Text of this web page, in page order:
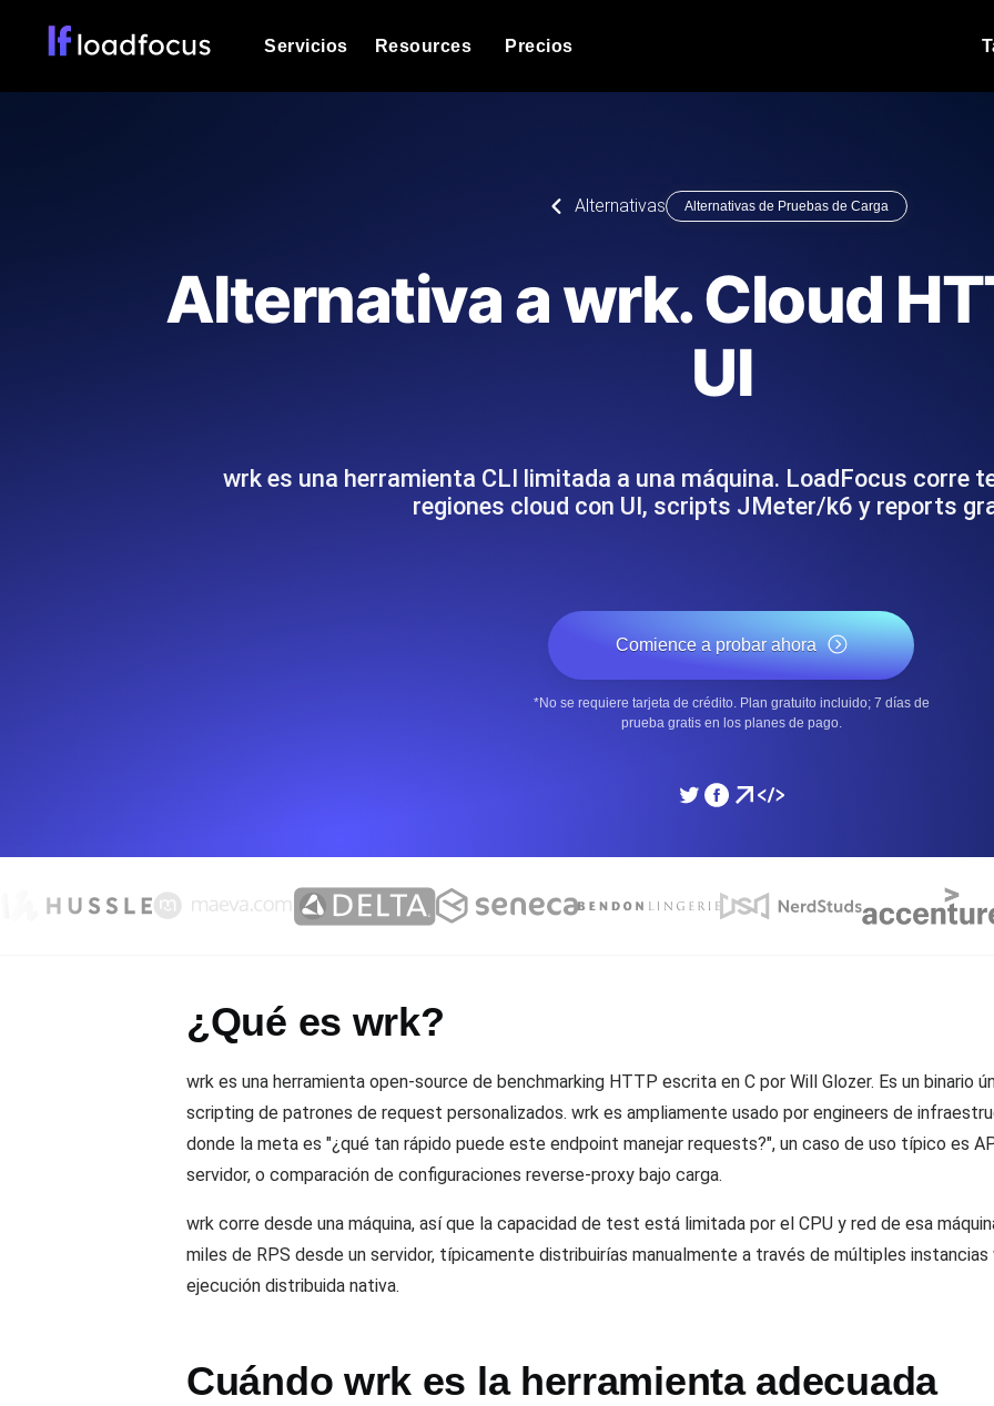
Servicios
ubicaciones cloud con análisis de IA.
tecnológico.
Supervisión del rendimiento del sitio web
Supervise la información y el rendimiento de su sitio web.
Monitoree sus
Monitorear la
Uptime Monitoring para sitios web y APIs. Gratis para empezar.
SSL Monitoring
Checks automáticos de
Gratis para empezar.
DNS Monitoring
TCP Monitoring
Monitores como YAML, JS
Resources
Explorar categorías de
Blog de producto
Leer más en el blog
Precios
Alternativas Alternativas de Pruebas de Carga
Alternativa a wrk. Cloud
UI
wrk es una herramienta CLI limitada a una máquina. LoadFocus corre
regiones cloud con UI, scripts JMeter/k6 y reports
Comience a probar ahora
*No se requiere tarjeta de crédito. Plan gratuito incluido; 7 días de
prueba gratis en los planes de pago.
¿Qué es wrk?
wrk es una herramienta open-source de benchmarking HTTP escrita en C por Will Glozer. Es un binario
scripting de patrones de request personalizados. wrk es ampliamente usado por engineers de
donde la meta es "¿qué tan rápido puede este endpoint manejar requests?", un caso de uso típico es
servidor, o comparación de configuraciones reverse-proxy bajo carga.
wrk corre desde una máquina, así que la capacidad de test está limitada por el CPU y red de esa
miles de RPS desde un servidor, típicamente distribuirías manualmente a través de múltiples
ejecución distribuida nativa.
Cuándo wrk es la herramienta adecuada